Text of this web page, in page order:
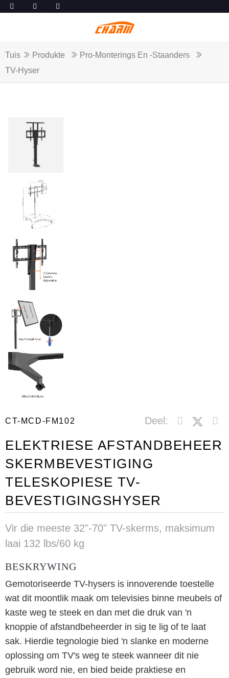
Tuis Produkte
Pro-Monterings En -staanders
TV-Hyser
CT-MCD-FM102 Deel:
ELEKTRIESE AFSTANDBEHEER
SKERMBEVESTIGING
TELESKOPIESE TV-
BEVESTIGINGSHYSER
Vir die meeste 32"-70" TV-skerms, maksimum
laai 132 lbs/60 kg
BESKRYWING
Gemotoriseerde TV-hysers is innoverende toestelle
wat dit moontlik maak om televisies binne meubels of
kaste weg te steek en dan met die druk van 'n
knoppie of afstandbeheerder in sig te lig of te laat
sak. Hierdie tegnologie bied 'n slanke en moderne
oplossing om TV's weg te steek wanneer dit nie
gebruik word nie, en bied beide praktiese en